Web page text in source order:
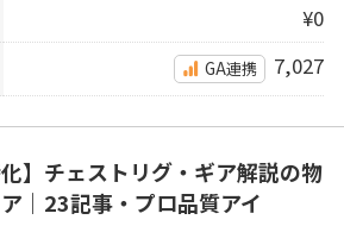
¥0
GA連携 7,027
化】チェストリグ・ギア解説の物
｜23記事・プロ品質アイ